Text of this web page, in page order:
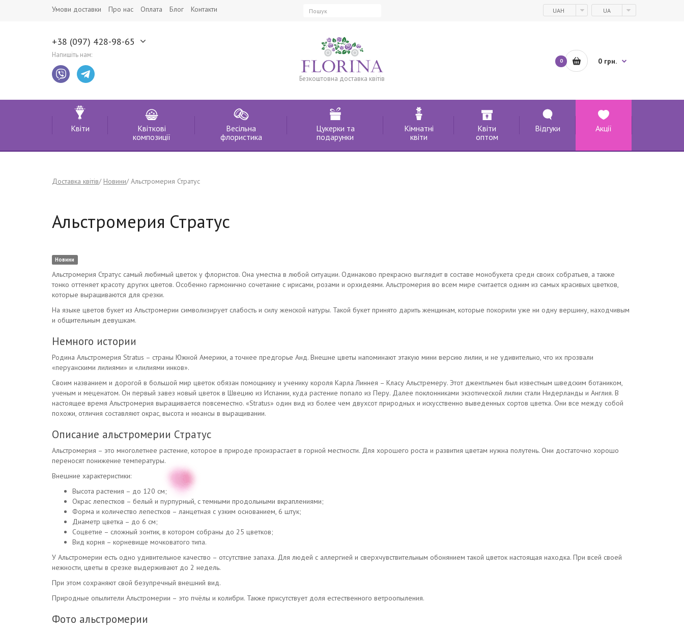
Умови доставки Про нас Оплата Блог Контакти UAH UA
+38 (097) 428-98-65
Напишіть нам:
Безкоштовна доставка квітів
0 0 грн.
Квіти
Квіткові
композиції
Весільна
флористика
Цукерки та
подарунки
Кімнатні
квіти
Квіти
оптом
Відгуки Акції
Доставка квітів Новини Альстромерия Стратус
Альстромерия Стратус
Новини
Альстромерия Стратус самый любимый цветок у флористов. Она уместна в любой ситуации. Одинаково прекрасно выглядит в составе монобукета среди своих собратьев, а также
тонко оттеняет красоту других цветов. Особенно гармонично сочетание с ирисами, розами и орхидеями. Альстромерия во всем мире считается одним из самых красивых цветков,
которые выращиваются для срезки.
На языке цветов букет из Альстромерии символизирует слабость и силу женской натуры. Такой букет принято дарить женщинам, которые покорили уже ни одну вершину, находчивым
и общительным девушкам.
Немного истории
Родина Альстромерия Stratus – страны Южной Америки, а точнее предгорье Анд. Внешне цветы напоминают этакую мини версию лилии, и не удивительно, что их прозвали
«перуанскими лилиями» и «лилиями инков».
Своим названием и дорогой в большой мир цветок обязан помощнику и ученику короля Карла Линнея – Класу Альстремеру. Этот джентльмен был известным шведским ботаником,
ученым и меценатом. Он первый завез новый цветок в Швецию из Испании, куда растение попало из Перу. Далее поклонниками экзотической лилии стали Нидерланды и Англия. В
настоящее время Альстромерия выращивается повсеместно. «Stratus» один вид из более чем двухсот природных и искусственно выведенных сортов цветка. Они все между собой
похожи, отличия составляют окрас, высота и нюансы в выращивании.
Описание альстромерии Стратус
Альстромерия – это многолетнее растение, которое в природе произрастает в горной местности. Для хорошего роста и развития цветам нужна полутень. Они достаточно хорошо
переносят понижение температуры.
Внешние характеристики:
Высота растения – до 120 см;
Окрас лепестков – белый и пурпурный, с темными продольными вкраплениями;
Форма и количество лепестков – ланцетная с узким основанием, 6 штук;
Диаметр цветка – до 6 см;
Соцветие – сложный зонтик, в котором собраны до 25 цветков;
Вид корня – корневище мочковатого типа.
У Альстромерии есть одно удивительное качество – отсутствие запаха. Для людей с аллергией и сверхчувствительным обонянием такой цветок настоящая находка. При всей своей
нежности, цветы в срезке выдерживают до 2 недель.
При этом сохраняют свой безупречный внешний вид.
Природные опылители Альстромерии – это пчёлы и колибри. Также присутствует доля естественного ветроопыления.
Фото альстромерии